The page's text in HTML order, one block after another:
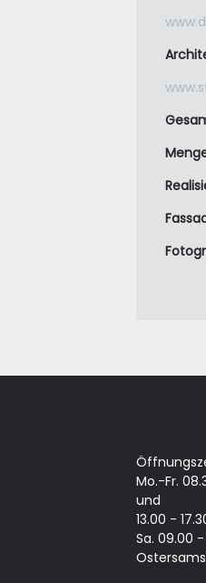
Mo.-Fr.
und
13.00 -
Sa. 09.00 -